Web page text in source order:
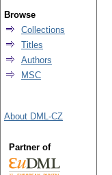
Browse
Collections
Titles
Authors
MSC
About DML-CZ
Partner of